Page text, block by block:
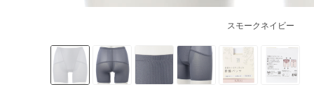
スモークネイビー